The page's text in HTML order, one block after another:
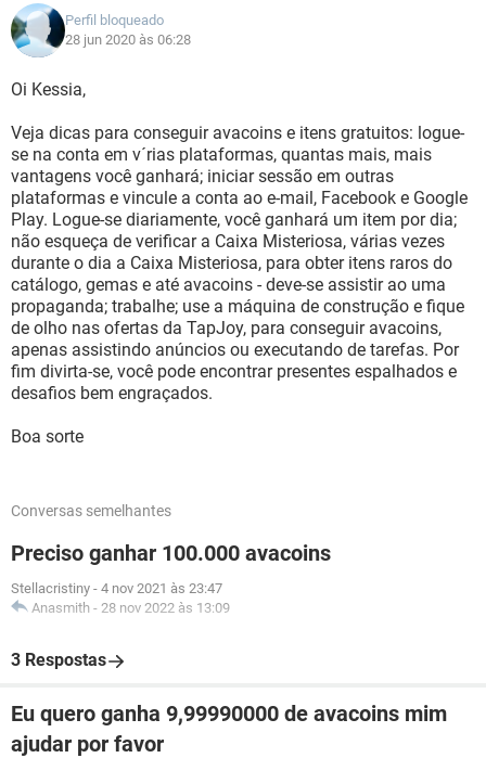
Perfil bloqueado
28 jun 2020 às 06:28
Oi Kessia,
Veja dicas para conseguir avacoins e itens gratuitos: logue-
se na conta em v´rias plataformas, quantas mais, mais
vantagens você ganhará; iniciar sessão em outras
plataformas e vincule a conta ao e-mail, Facebook e Google
Play. Logue-se diariamente, você ganhará um item por dia;
não esqueça de verificar a Caixa Misteriosa, várias vezes
durante o dia a Caixa Misteriosa, para obter itens raros do
catálogo, gemas e até avacoins - deve-se assistir ao uma
propaganda; trabalhe; use a máquina de construção e fique
de olho nas ofertas da TapJoy, para conseguir avacoins,
apenas assistindo anúncios ou executando de tarefas. Por
fim divirta-se, você pode encontrar presentes espalhados e
desafios bem engraçados.
Boa sorte
Conversas semelhantes
Preciso ganhar 100.000 avacoins
Stellacristiny - 4 nov 2021 às 23:47
Anasmith - 28 nov 2022 às 13:09
3 Respostas
Eu quero ganha 9,99990000 de avacoins mim
ajudar por favor